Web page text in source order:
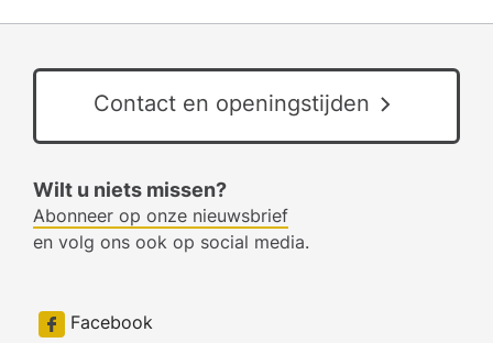
Contact en openingstijden
Wilt u niets missen?
Abonneer op onze nieuwsbrief
en volg ons ook op social media.
Facebook